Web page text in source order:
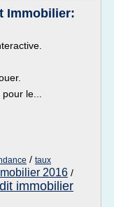
Immobilier:
le...
/ taux
2016 /
immobilier